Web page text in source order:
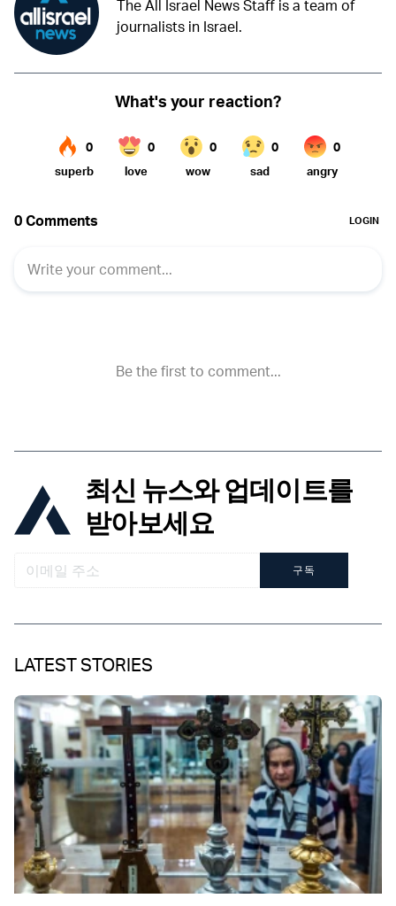
The All Israel News Staff is a team of
journalists in Israel.
최신 뉴스와 업데이트를
받아보세요
구독
LATEST STORIES